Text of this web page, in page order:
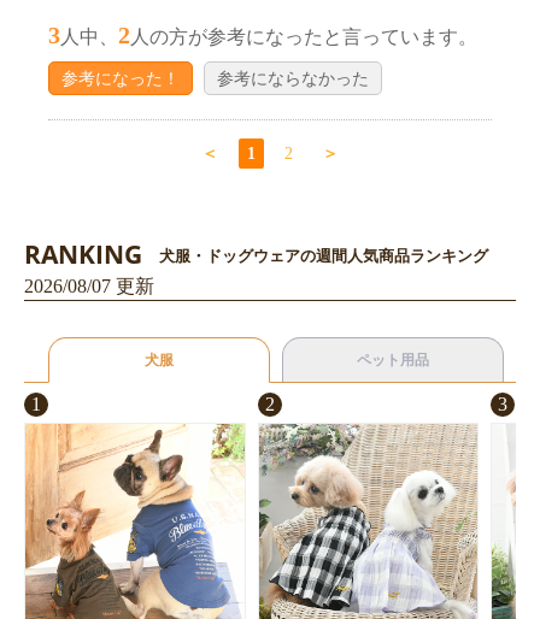
3 人中、 2 人の方が参考になったと言っています。
参考になった！ 参考にならなかった
＜ 1 2 ＞
RANKING 犬服・ドッグウェアの週間人気商品ランキング
2026/08/07 更新
犬服 ペット用品
1 2 3